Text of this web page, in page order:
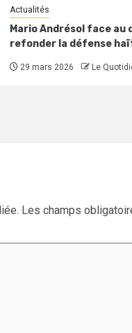
Actualités
Mario Andrésol face au
refonder la défense
29 mars 2026 Le
Les champs